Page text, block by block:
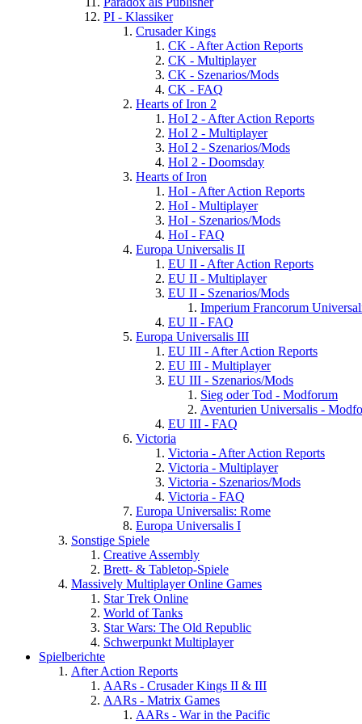
PI - Klassiker
Crusader Kings
CK - After Action Reports
CK - Multiplayer
CK - Szenarios/Mods
CK - FAQ
Hearts of Iron 2
HoI 2 - After Action Reports
HoI 2 - Multiplayer
HoI 2 - Szenarios/Mods
HoI 2 - Doomsday
Hearts of Iron
HoI - After Action Reports
HoI - Multiplayer
HoI - Szenarios/Mods
HoI - FAQ
Europa Universalis II
EU II - After Action Reports
EU II - Multiplayer
EU II - Szenarios/Mods
Imperium Francorum
EU II - FAQ
Europa Universalis III
EU III - After Action Reports
EU III - Multiplayer
EU III - Szenarios/Mods
Sieg oder Tod - Modforum
Aventurien Universalis -
EU III - FAQ
Victoria
Victoria - After Action Reports
Victoria - Multiplayer
Victoria - Szenarios/Mods
Victoria - FAQ
Europa Universalis: Rome
Europa Universalis I
Sonstige Spiele
Creative Assembly
Brett- & Tabletop-Spiele
Massively Multiplayer Online Games
Star Trek Online
World of Tanks
Star Wars: The Old Republic
Schwerpunkt Multiplayer
Spielberichte
After Action Reports
AARs - Crusader Kings II & III
AARs - Matrix Games
AARs - War in the Pacific